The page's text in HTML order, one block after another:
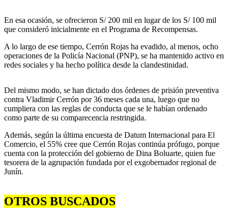
En esa ocasión, se ofrecieron S/ 200 mil en lugar de los S/ 100 mil
que consideró inicialmente en el Programa de Recompensas.
A lo largo de ese tiempo, Cerrón Rojas ha evadido, al menos, ocho
operaciones de la Policía Nacional (PNP), se ha mantenido activo en
redes sociales y ha hecho política desde la clandestinidad.
Del mismo modo, se han dictado dos órdenes de prisión preventiva
contra Vladimir Cerrón por 36 meses cada una, luego que no
cumpliera con las reglas de conducta que se le habían ordenado
como parte de su comparecencia restringida.
Además, según la última encuesta de Datum Internacional para El
Comercio, el 55% cree que Cerrón Rojas continúa prófugo, porque
cuenta con la protección del gobierno de Dina Boluarte, quien fue
tesorera de la agrupación fundada por el exgobernador regional de
Junín.
OTROS BUSCADOS